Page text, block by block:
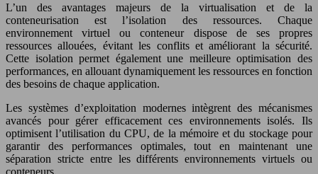
L’un des avantages majeurs de la virtualisation et de la
conteneurisation est l’isolation des ressources. Chaque
environnement virtuel ou conteneur dispose de ses propres
ressources allouées, évitant les conflits et améliorant la sécurité.
Cette isolation permet également une meilleure optimisation des
performances, en allouant dynamiquement les ressources en fonction
des besoins de chaque application.
Les systèmes d’exploitation modernes intègrent des mécanismes
avancés pour gérer efficacement ces environnements isolés. Ils
optimisent l’utilisation du CPU, de la mémoire et du stockage pour
garantir des performances optimales, tout en maintenant une
séparation stricte entre les différents environnements virtuels ou
conteneurs.